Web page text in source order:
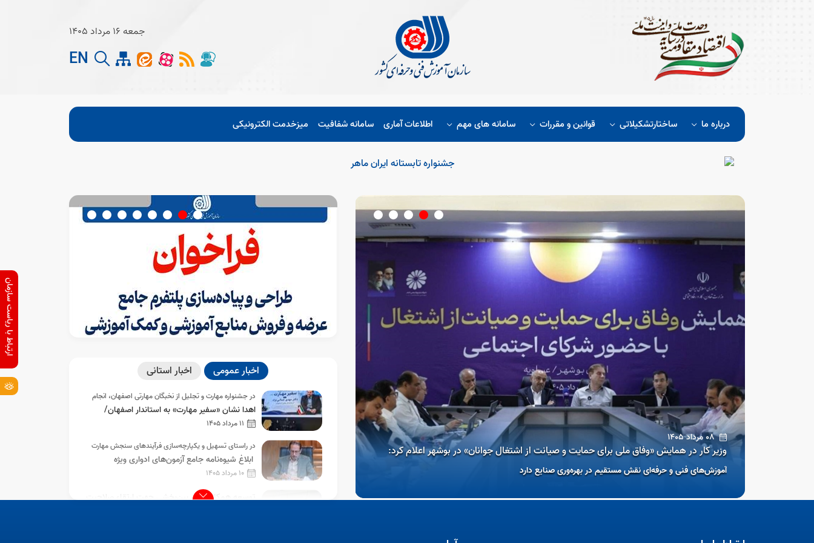
جمعه 16 مرداد 1405
EN
درباره ما ساختارتشکیلاتی قوانین و مقررات سامانه های مهم اطلاعات آماری سامانه شفافیت میزخدمت الکترونیکی
در همایش «وفاق ملی برای حمایت و صیانت از اشتغال جوانان» در بوشهر اعلام کرد:
فنی و حرفه‌ای نقش مستقیم در بهره‌وری صنایع دارد
08 مرداد 1405
معاون وزیر و رئیس سازمان آموزش فنی‌وحرفه‌ای:
اخبار عمومی اخبار استانی
در جشنواره مهارت و تجلیل از نخبگان مهارتی اصفهان، انجام
شد؛ اهدا نشان «سفیر مهارت» به استاندار اصفهان/
درخشش نخبگان مهارتی استان در مسیر مسابقات
11 مرداد 1405
در راستای تسهیل و یکپارچه‌سازی فرآیندهای سنجش مهارت
انجام شد؛
ابلاغ شیوه‌نامه جامع آزمون‌های ادواری ویژه
داوطلبان آزاد با رویکرد پاسخگویی به نیاز بازار کار
10 مرداد 1405
توسعه همکاری‌های بین‌بخشی جهت ارتقاء صلاحیت
ارتباط با ریاست سازمان